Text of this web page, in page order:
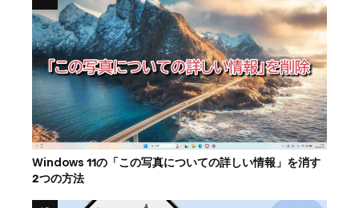
Windows 11の「この写真についての詳しい情報」を消す
2つの方法